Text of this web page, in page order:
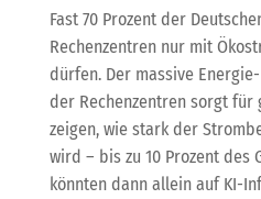
Fast 70 Prozent der
Rechenzentren nur mit
dürfen. Der massive
der Rechenzentren sorgt für
zeigen, wie stark der
wird – bis zu 10 Prozent des
könnten dann allein auf KI-